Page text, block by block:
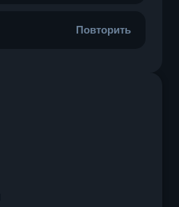
Повторить